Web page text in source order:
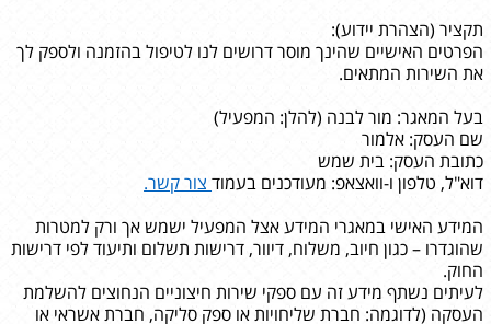
תקציר (הצהרת יידוע):
הפרטים האישיים שהינך מוסר דרושים לנו לטיפול בהזמנה ולספק לך
את השירות המתאים.
בעל המאגר: מור לבנה (להלן: המפעיל)
שם העסק: אלמור
כתובת העסק: בית שמש
דוא"ל, טלפון ו-וואצאפ: מעודכנים בעמודצור קשר.
המידע האישי במאגרי המידע אצל המפעיל ישמש אך ורק למטרות
שהוגדרו – כגון חיוב, משלוח, דיוור, דרישות תשלום ותיעוד לפי דרישות
החוק.
לעיתים נשתף מידע זה עם ספקי שירות חיצוניים הנחוצים להשלמת
העסקה (לדוגמה: חברת שליחויות או ספק סליקה, חברת אשראי או